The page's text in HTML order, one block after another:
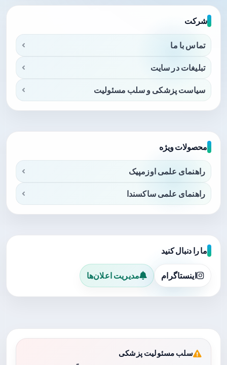
شرکت
تماس با ما
تبلیغات در سایت
سیاست پزشکی و سلب مسئولیت
محصولات ویژه
راهنمای علمی اوزمپیک
راهنمای علمی ساکسندا
ما را دنبال کنید
اینستاگرام مدیریت اعلان‌ها
سلب مسئولیت پزشکی